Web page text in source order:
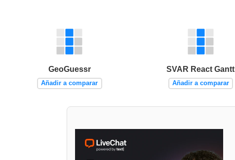
GeoGuessr
Añadir a comparar
SVAR React Gantt
Añadir a comparar